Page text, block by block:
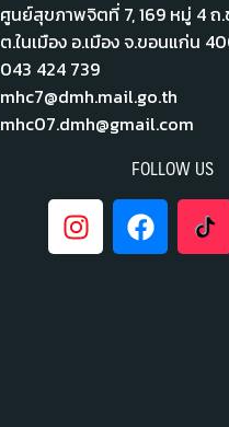
ศูนย์สุขภาพจิตที่ 7,​ 169 หมู่ 4 ถ
ต.ในเมือง อ.เมือง จ.ขอนแก่น
043 424 739
mhc7@dmh.mail.go.th
mhc07.dmh@gmail.com
FOLLOW US